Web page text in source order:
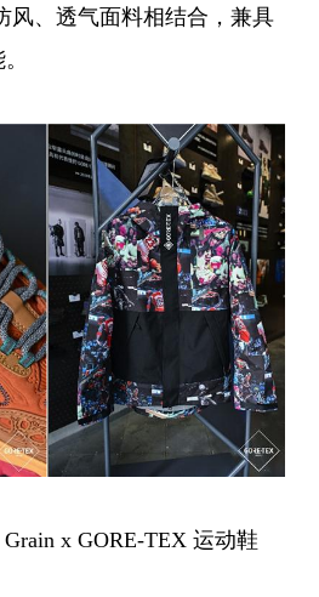
风、透气面料相结合，兼具
x GORE-TEX 运动鞋